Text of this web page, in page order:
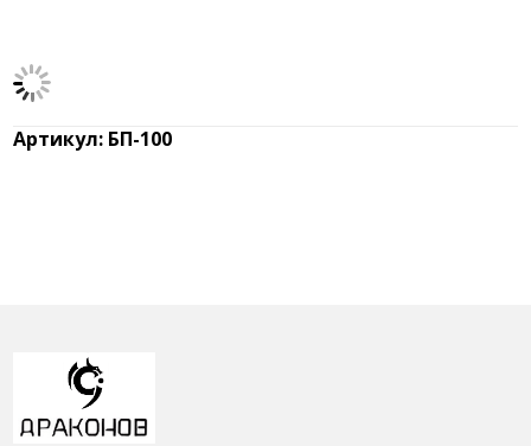
Артикул: БП-100